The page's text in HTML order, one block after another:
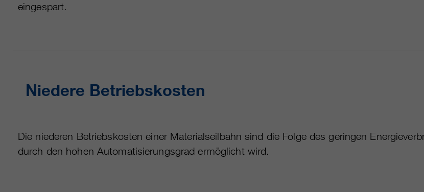
eingespart.
Niedere Betriebskosten
Die niederen Betriebskosten einer Materialseilbahn sind die Folge des geringen
durch den hohen Automatisierungsgrad ermöglicht wird.